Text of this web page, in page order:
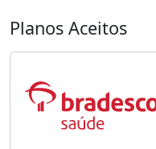
Planos Aceitos